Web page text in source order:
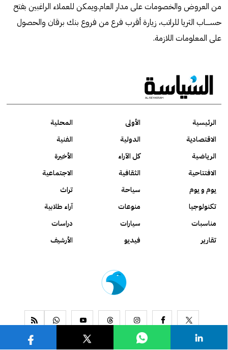
من العروض والخصومات على مدار العام.ويمكن للعملاء الراغبين بفتح
حســــاب الثريا للراتب، زيارة أقرب فرع من فروع بنك برقان والحصول
على المعلومات اللازمة.
الرئيسية الأولى
المحلية
الاقتصادية
الدولية
الفنية
الرياضية
كل الآراء
الأخيرة
الافتتاحية
الثقافية
الاجتماعية
يوم و يوم
سياحة
تراث
تكنولوجيا
منوعات
آراء طلابية
مناسبات
سيارات
دراسات
تقارير
فيديو الأرشيف